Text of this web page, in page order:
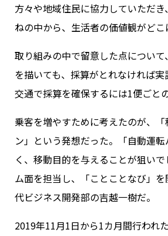
方々や地域住民に協力していただ
ねの中から、生活者の価値観がど
取り組みの中で留意した点につい
を描いても、採算がとれなければ
交通で採算を確保するには1便ごと
乗客を増やすために考えたのが、
ン」という発想だった。「自動運
く、移動目的を与えることが狙い
ム面を担当し、「ことことなび」
代ビジネス開発部の吉越一樹だ。
2019年11月1日から1カ月間行われ